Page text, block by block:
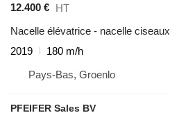
12.400 € HT
Nacelle élévatrice - nacelle ciseaux
2019
180 m/h
Pays-Bas, Groenlo
PFEIFER Sales BV